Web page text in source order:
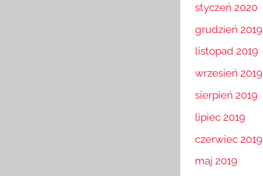
styczeń 2020
grudzień 2019
listopad 2019
wrzesień 2019
sierpień 2019
lipiec 2019
czerwiec 2019
maj 2019